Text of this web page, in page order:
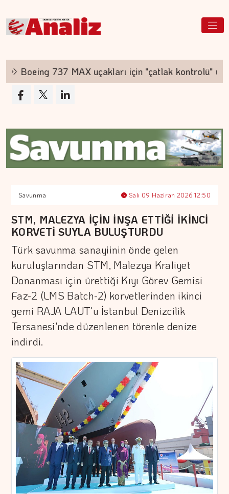
Boeing 737 MAX uçakları için "çatlak kontrolü"
Savunma Salı 09 Haziran 2026 12:50
STM, MALEZYA İÇİN İNŞA ETTİĞİ İKİNCİ
KORVETİ SUYLA BULUŞTURDU
Türk savunma sanayiinin önde gelen
kuruluşlarından STM, Malezya Kraliyet
Donanması için ürettiği Kıyı Görev Gemisi
Faz-2 (LMS Batch-2) korvetlerinden ikinci
gemi RAJA LAUT'u İstanbul Denizcilik
Tersanesi'nde düzenlenen törenle denize
indirdi.